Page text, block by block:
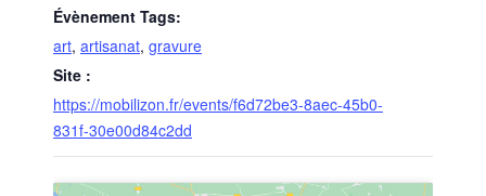
Évènement Tags:
art, artisanat, gravure
Site :
https://mobilizon.fr/events/f6d72be3-8aec-45b0-
831f-30e00d84c2dd